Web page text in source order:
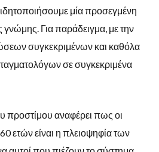
μία προσεγμένη
γνώμης. Για παράδειγμα, με την
συγκεκριμένων και καθόλα
σε συγκεκριμένα
προστίμου αναφέρει πως οι
ετών είναι η πλειοψηφία των